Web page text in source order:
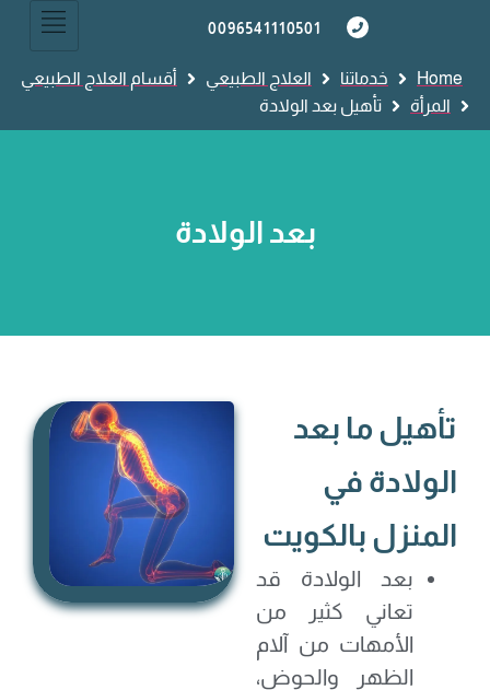
0096541110501
Home خدماتنا العلاج الطبيعي
أقسام العلاج الطبيعي
المرأة
تأهيل بعد الولادة
بعد الولادة
تأهيل ما بعد
الولادة في
المنزل بالكويت
بعد الولادة قد
تعاني كثير من
الأمهات من آلام
الظهر والحوض،